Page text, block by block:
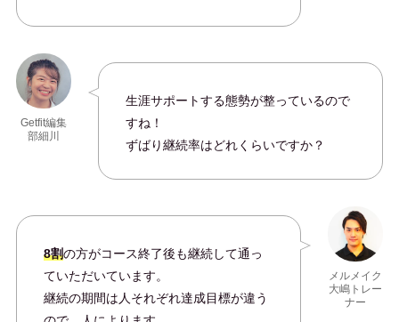
Getfit編集
部細川
生涯サポートする態勢が整っているので
すね！
ずばり継続率はどれくらいですか？
メルメイク
大嶋トレー
ナー
8割の方がコース終了後も継続して通っ
ていただいています。
継続の期間は人それぞれ達成目標が違う